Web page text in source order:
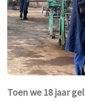
Toen we 18 jaar